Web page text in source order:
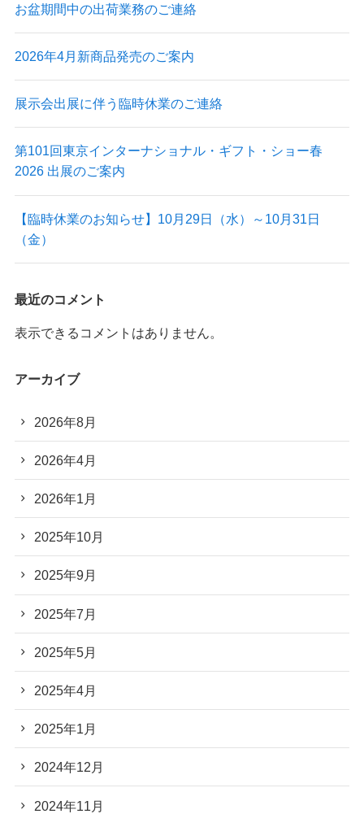
お盆期間中の出荷業務のご連絡
2026年4月新商品発売のご案内
展示会出展に伴う臨時休業のご連絡
第101回東京インターナショナル・ギフト・ショー春
2026 出展のご案内
【臨時休業のお知らせ】10月29日（水）～10月31日
（金）
最近のコメント
表示できるコメントはありません。
アーカイブ
2026年8月
2026年4月
2026年1月
2025年10月
2025年9月
2025年7月
2025年5月
2025年4月
2025年1月
2024年12月
2024年11月